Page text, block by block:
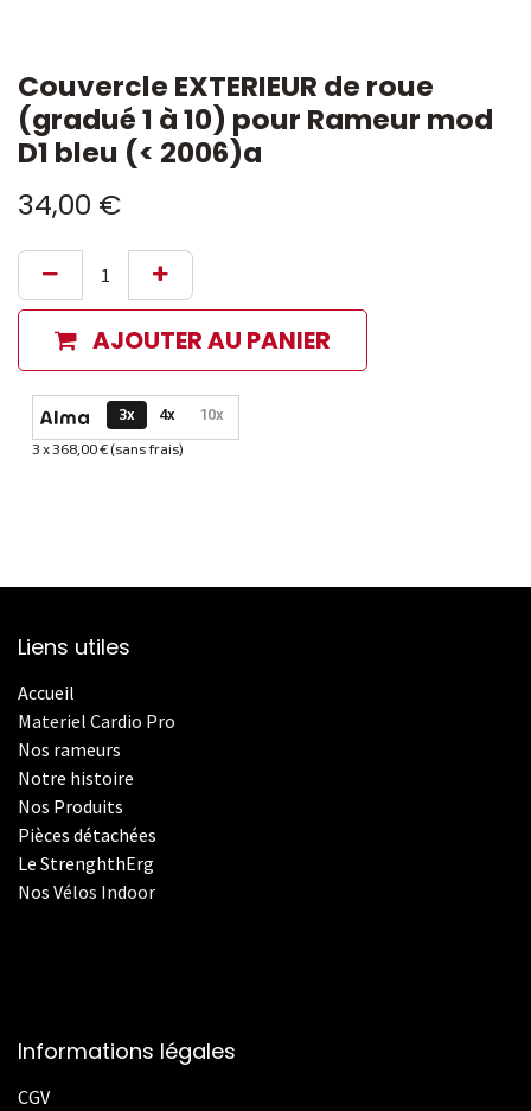
Couvercle EXTERIEUR de roue
(gradué 1 à 10) pour Rameur mod
D1 bleu (< 2006)a
34,00 €
AJOUTER AU PANIER
Options de paiement disponibles
3x 4x 10x
Informations sur le plan de paiement sélectionné
3 x 368,00 € (sans frais)
Liens utiles
Accueil
Materiel Cardio Pro
Nos rameurs
Notre histoire
Nos Produits
Pièces détachées
Le StrenghthErg
Nos Vélos Indoor
Informations légales
CGV